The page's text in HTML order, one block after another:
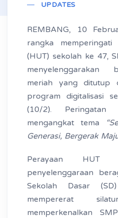
UPDATES
REMBANG, 10
rangka
(HUT) sekolah ke 47,
menyelenggarakan
meriah yang ditutup
program digitalisasi
(10/2).
mengangkat tema
Generasi, Bergerak
Perayaan HUT
penyelenggaraan
Sekolah Dasar
mempererat
memperkenalkan